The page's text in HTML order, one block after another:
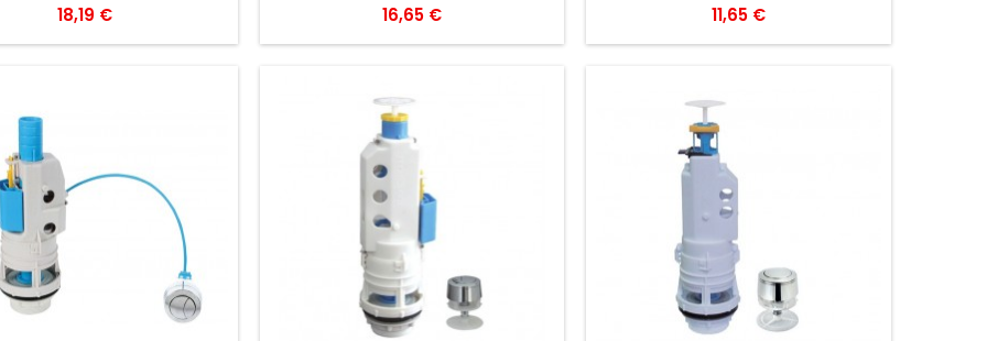
Precio
18,19 € Precio
16,65 € Precio
11,65 €